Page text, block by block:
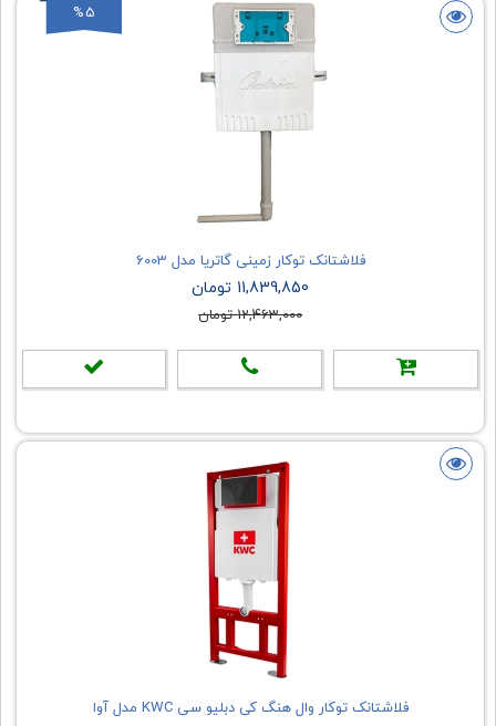
%5
فلاشتانک توکار زمینی گاتریا مدل 6003
11,839,850 تومان
12,463,000 تومان
فلاشتانک توکار وال هنگ کی دبلیو سی KWC مدل آوا